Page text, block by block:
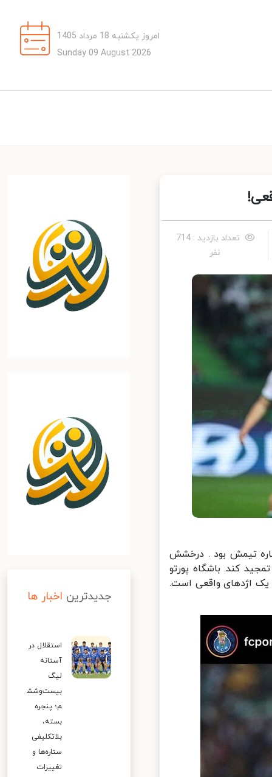
امروز یکشنبه 18 مرداد 1405
Sunday 09 August 2026
تعداد بازدید : 714
نفر
تیمش بود . درخشش
کند. باشگاه پورتو
اژدهای واقعی است.
جدیدترین اخبار ها
استقلال در
آستانه
لیگ
بیست‌وشش
م؛ پنجره
بسته،
بلاتکلیفی
ستاره‌ها و
تغییرات